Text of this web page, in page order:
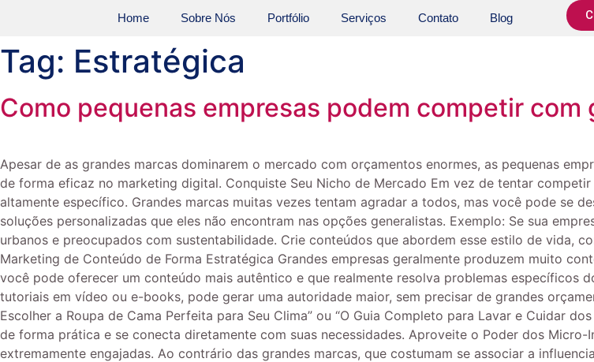
Home Sobre Nós Portfólio Serviços Contato Blog
Tag: Estratégica
Como pequenas empresas podem competir
Apesar de as grandes marcas dominarem o mercado com orçamentos enormes, as pequenas
de forma eficaz no marketing digital. Conquiste Seu Nicho de Mercado Em vez de tentar
altamente específico. Grandes marcas muitas vezes tentam agradar a todos, mas você pode se
soluções personalizadas que eles não encontram nas opções generalistas. Exemplo: Se sua
urbanos e preocupados com sustentabilidade. Crie conteúdos que abordem esse estilo de vida,
Marketing de Conteúdo de Forma Estratégica Grandes empresas geralmente produzem muito
você pode oferecer um conteúdo mais autêntico e que realmente resolva problemas específicos
tutoriais em vídeo ou e-books, pode gerar uma autoridade maior, sem precisar de grandes
Escolher a Roupa de Cama Perfeita para Seu Clima” ou “O Guia Completo para Lavar e Cuidar
de forma prática e se conecta diretamente com suas necessidades. Aproveite o Poder dos
extremamente engajadas. Ao contrário das grandes marcas, que costumam se associar a